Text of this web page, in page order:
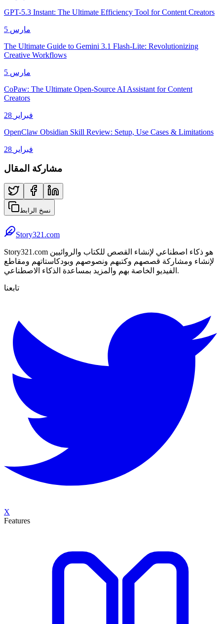
GPT-5.3 Instant: The Ultimate Efficiency Tool for Content Creators
5 مارس
The Ultimate Guide to Gemini 3.1 Flash-Lite: Revolutionizing
Creative Workflows
5 مارس
CoPaw: The Ultimate Open-Source AI Assistant for Content
Creators
28 فبراير
OpenClaw Obsidian Skill Review: Setup, Use Cases & Limitations
28 فبراير
مشاركة المقال
نسخ الرابط
Story321.com
Story321.com هو ذكاء اصطناعي لإنشاء القصص للكتاب والروائيين
لإنشاء ومشاركة قصصهم وكتبهم ونصوصهم وبودكاستاتهم ومقاطع
الفيديو الخاصة بهم والمزيد بمساعدة الذكاء الاصطناعي.
تابعنا
X
Features